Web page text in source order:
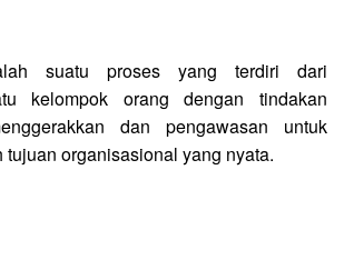
suatu proses yang terdiri dari
kelompok orang dengan tindakan
dan pengawasan untuk
tujuan organisasional yang nyata.